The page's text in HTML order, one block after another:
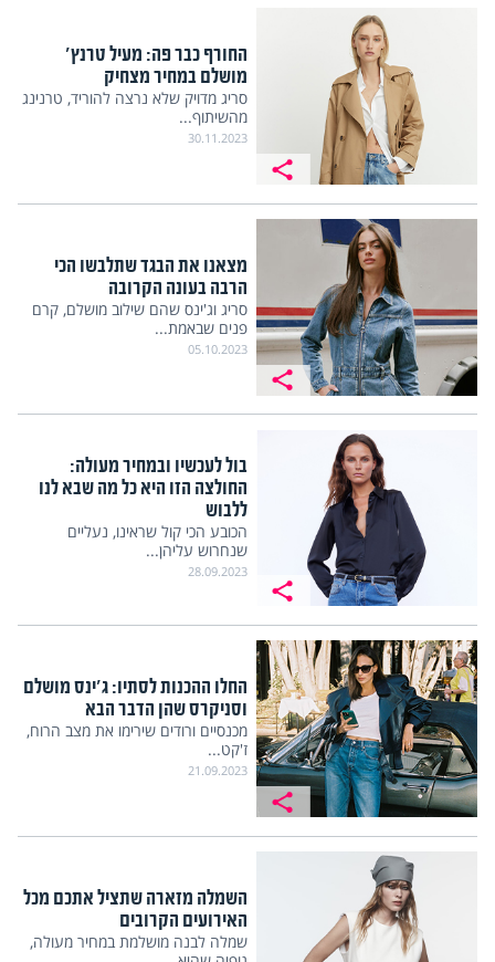
החורף כבר פה: מעיל טרנץ'
מושלם במחיר מצחיק
סריג מדויק שלא נרצה להוריד, טרנינג
מהשיתוף...
30.11.2023
מצאנו את הבגד שתלבשו הכי
הרבה בעונה הקרובה
סריג וג'ינס שהם שילוב מושלם, קרם
פנים שבאמת...
05.10.2023
בול לעכשיו ובמחיר מעולה:
החולצה הזו היא כל מה שבא לנו
ללבוש
הכובע הכי קול שראינו, נעליים
שנחרוש עליהן...
28.09.2023
החלו ההכנות לסתיו: ג'ינס מושלם
וסניקרס שהן הדבר הבא
מכנסיים ורודים שירימו את מצב הרוח,
ז'קט...
21.09.2023
השמלה מזארה שתציל אתכם מכל
האירועים הקרובים
שמלה לבנה מושלמת במחיר מעולה,